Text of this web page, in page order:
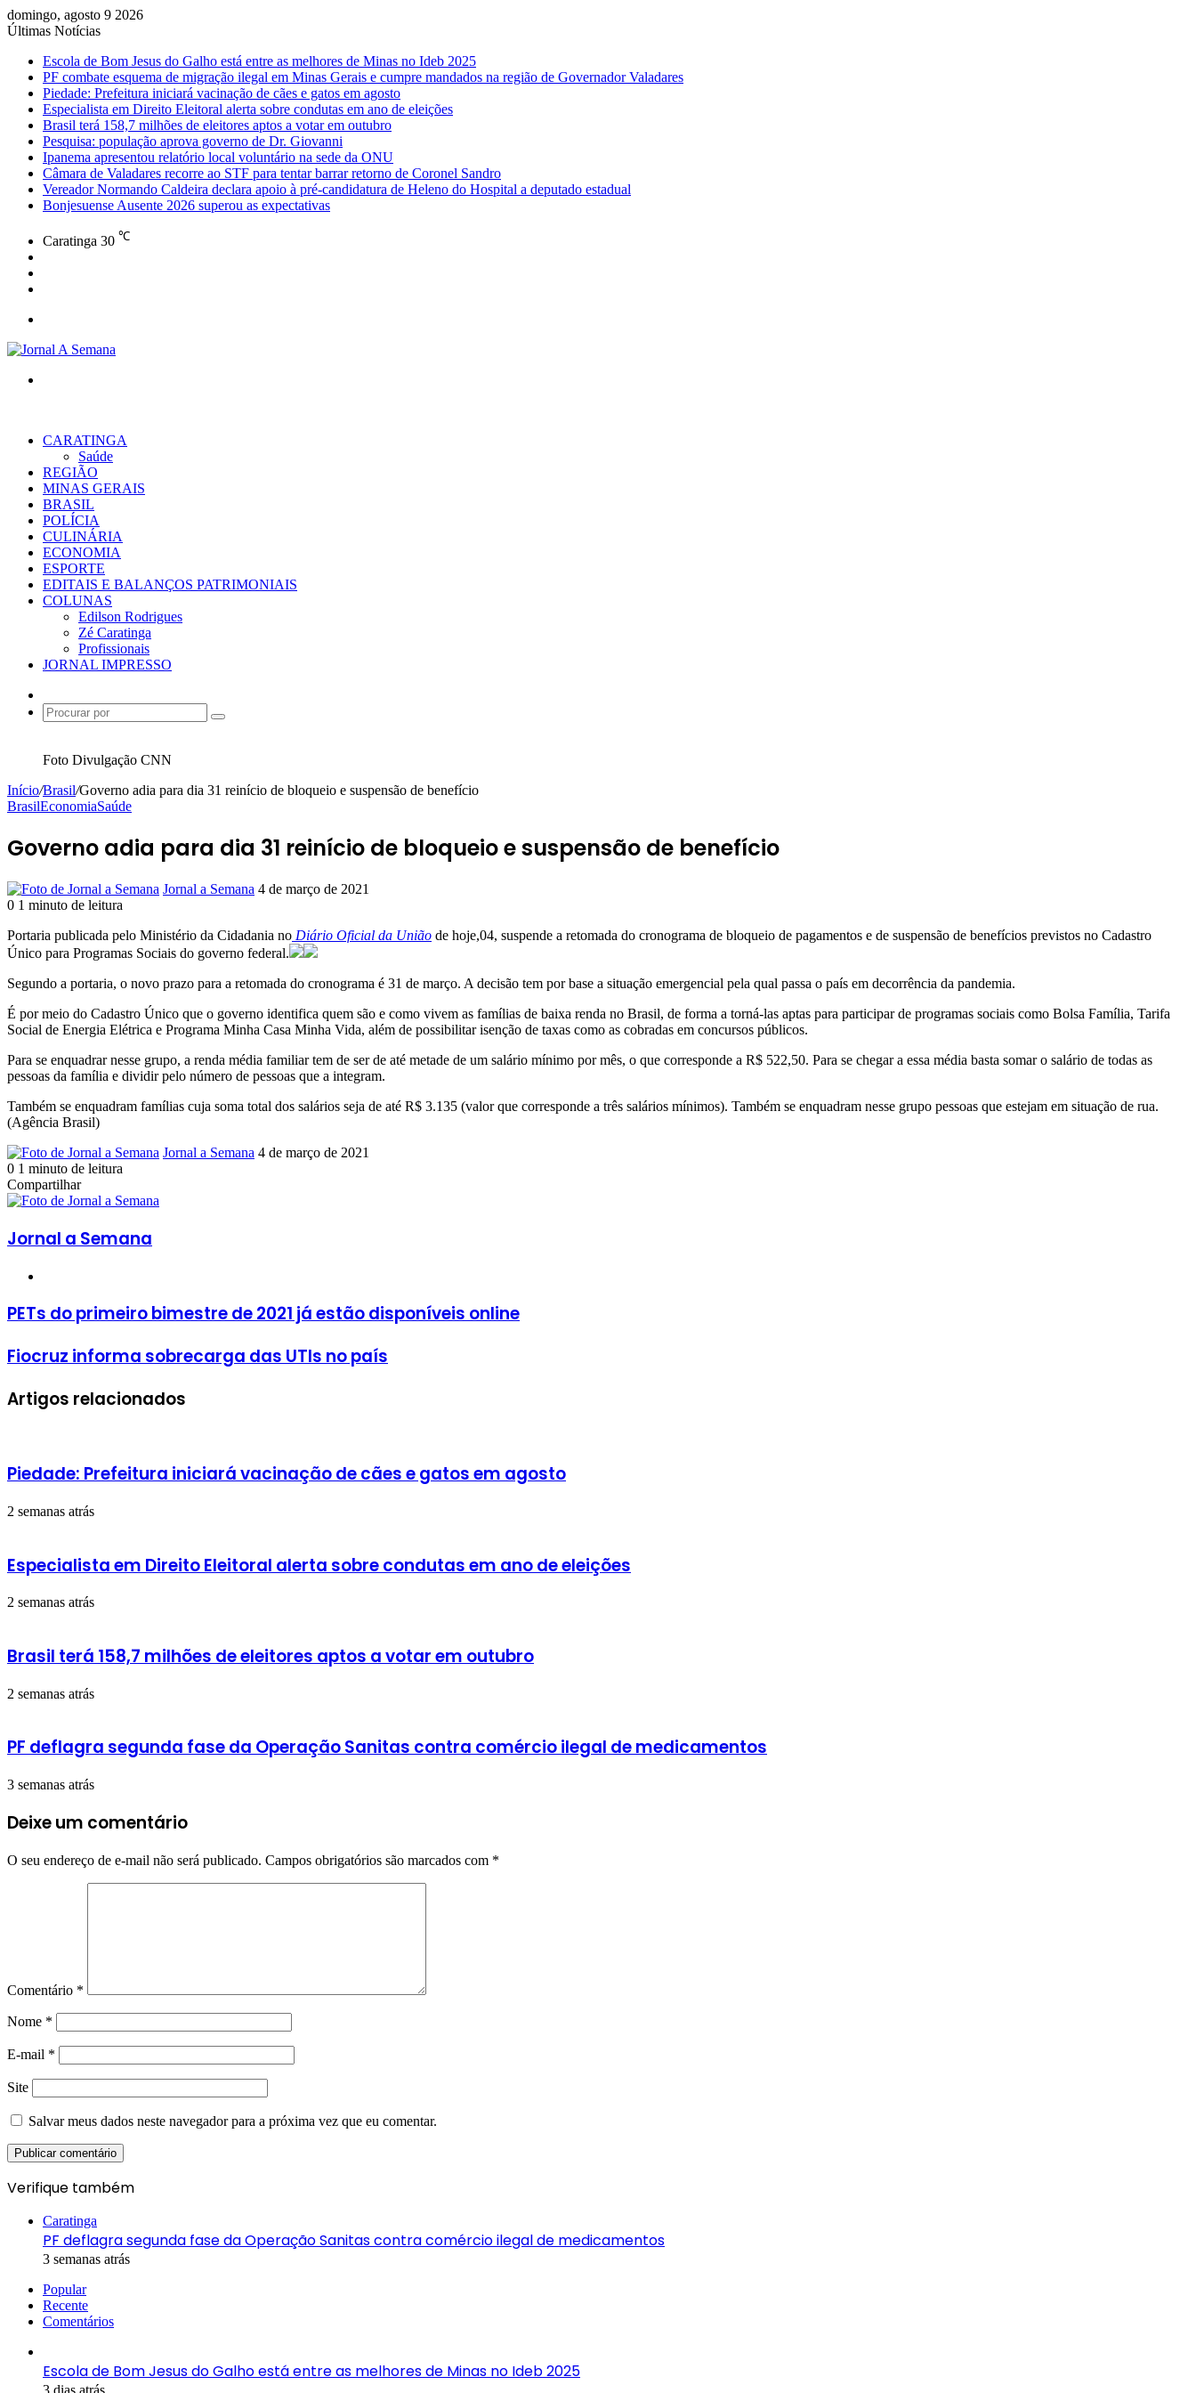
domingo, agosto 9 2026
Últimas Notícias
Escola de Bom Jesus do Galho está entre as melhores de Minas no Ideb 2025
PF combate esquema de migração ilegal em Minas Gerais e cumpre mandados na região de Governador Valadares
Piedade: Prefeitura iniciará vacinação de cães e gatos em agosto
Especialista em Direito Eleitoral alerta sobre condutas em ano de eleições
Brasil terá 158,7 milhões de eleitores aptos a votar em outubro
Pesquisa: população aprova governo de Dr. Giovanni
Ipanema apresentou relatório local voluntário na sede da ONU
Câmara de Valadares recorre ao STF para tentar barrar retorno de Coronel Sandro
Vereador Normando Caldeira declara apoio à pré-candidatura de Heleno do Hospital a deputado estadual
Bonjesuense Ausente 2026 superou as expectativas
Caratinga 30 ℃
CARATINGA
Saúde
REGIÃO
MINAS GERAIS
BRASIL
POLÍCIA
CULINÁRIA
ECONOMIA
ESPORTE
EDITAIS E BALANÇOS PATRIMONIAIS
COLUNAS
Edilson Rodrigues
Zé Caratinga
Profissionais
JORNAL IMPRESSO
skin
Procurar
Foto Divulgação CNN
Início/Brasil/Governo adia para dia 31 reinício de bloqueio e suspensão de benefício
BrasilEconomiaSaúde
Governo adia para dia 31 reinício de bloqueio e suspensão de benefício
Jornal a Semana Mande
mail
4 de março de 2021
0 1 minuto de leitura
Portaria publicada pelo Ministério da Cidadania no Diário Oficial da União de hoje,04, suspende a retomada do cronograma de bloqueio de pagamentos e de suspensão de benefícios previstos no Cadastro
Único para Programas Sociais do governo federal.
Segundo a portaria, o novo prazo para a retomada do cronograma é 31 de março. A decisão tem por base a situação emergencial pela qual passa o país em decorrência da pandemia.
É por meio do Cadastro Único que o governo identifica quem são e como vivem as famílias de baixa renda no Brasil, de forma a torná-las aptas para participar de programas sociais como Bolsa Família, Tarifa
Social de Energia Elétrica e Programa Minha Casa Minha Vida, além de possibilitar isenção de taxas como as cobradas em concursos públicos.
Para se enquadrar nesse grupo, a renda média familiar tem de ser de até metade de um salário mínimo por mês, o que corresponde a R$ 522,50. Para se chegar a essa média basta somar o salário de todas as
pessoas da família e dividir pelo número de pessoas que a integram.
Também se enquadram famílias cuja soma total dos salários seja de até R$ 3.135 (valor que corresponde a três salários mínimos). Também se enquadram nesse grupo pessoas que estejam em situação de rua.
(Agência Brasil)
Jornal a Semana Mande
4 de março de 2021
0 1 minuto de leitura
Facebook
X
Linkedin
Pinterest
Reddit
Skype
Messenger
Messenger
WhatsApp
Telegram
Compartilhar
Facebook
X
Linkedin
Pinterest
Reddit
Skype
Messenger
Messenger
WhatsApp
Telegram
Compartilhar
e-
mail
Imprimir
Jornal a Semana
PETs
do
bimestre
já
PETs do primeiro bimestre de 2021 já estão disponíveis online
Fiocruz
informa
das
Fiocruz informa sobrecarga das UTIs no país
Artigos relacionados
Piedade: Prefeitura iniciará vacinação de cães e gatos em agosto
2 semanas atrás
Especialista em Direito Eleitoral alerta sobre condutas em ano de eleições
2 semanas atrás
Brasil terá 158,7 milhões de eleitores aptos a votar em outubro
2 semanas atrás
PF deflagra segunda fase da Operação Sanitas contra comércio ilegal de medicamentos
3 semanas atrás
Deixe um comentário
O seu endereço de e-mail não será publicado. Campos obrigatórios são marcados com *
Comentário *
Nome *
E-mail *
Site
Salvar meus dados neste navegador para a próxima vez que eu comentar.
Verifique também
Caratinga
PF deflagra segunda fase da Operação Sanitas contra comércio ilegal de medicamentos
3 semanas atrás
Popular
Recente
Comentários
Escola de Bom Jesus do Galho está entre as melhores de Minas no Ideb 2025
3 dias atrás